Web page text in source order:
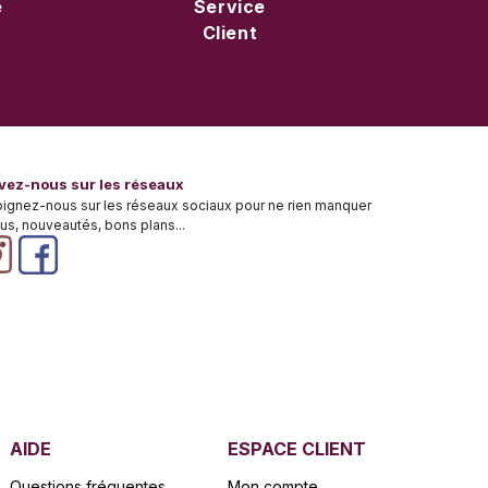
Service
Client
nous sur les réseaux
nous sur les réseaux sociaux pour ne rien manquer
nouveautés, bons plans...
AIDE ESPACE CLIENT